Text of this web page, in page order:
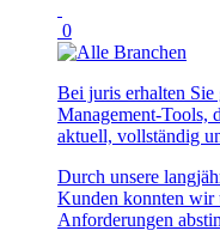
0
Bei juris erhalten
Management-Tools,
aktuell, vollständig
Durch unsere
Kunden konnten wir
Anforderungen